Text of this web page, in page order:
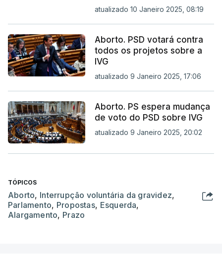
atualizado 10 Janeiro 2025, 08:19
Aborto. PSD votará contra
todos os projetos sobre a
IVG
atualizado 9 Janeiro 2025, 17:06
Aborto. PS espera mudança
de voto do PSD sobre IVG
atualizado 9 Janeiro 2025, 20:02
TÓPICOS
Aborto, Interrupção voluntária da gravidez,
Parlamento, Propostas, Esquerda,
Alargamento, Prazo